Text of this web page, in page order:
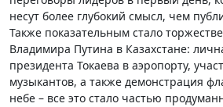
несут более глубокий смысл, чем
Также показательным стало
Владимира Путина в Казахстане:
президента Токаева в аэропорту,
музыкантов, а также демонстрация
небе – все это стало частью